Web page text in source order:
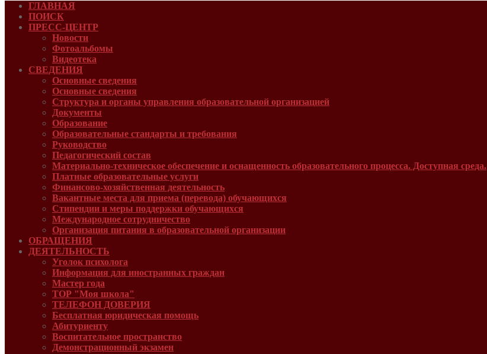
ГЛАВНАЯ
ПОИСК
ПРЕСС-ЦЕНТР
Новости
Фотоальбомы
Видеотека
СВЕДЕНИЯ
Основные сведения
Основные сведения
Структура и органы управления образовательной организацией
Документы
Образование
Образовательные стандарты и требования
Руководcтво
Педагогический состав
Материально-техническое обеспечение и оснащенность образовательного процесса. Доступная среда.
Платные образовательные услуги
Финансово-хозяйственная деятельность
Вакантные места для приема (перевода) обучающихся
Стипендии и меры поддержки обучающихся
Международное сотрудничество
Организация питания в образовательной организации
ОБРАЩЕНИЯ
ДЕЯТЕЛЬНОСТЬ
Уголок психолога
Информация для иностранных граждан
Мастер года
ТОР "Моя школа"
ТЕЛЕФОН ДОВЕРИЯ
Бесплатная юридическая помощь
Абитуриенту
Воспитательное пространство
Демонстрационный экзамен